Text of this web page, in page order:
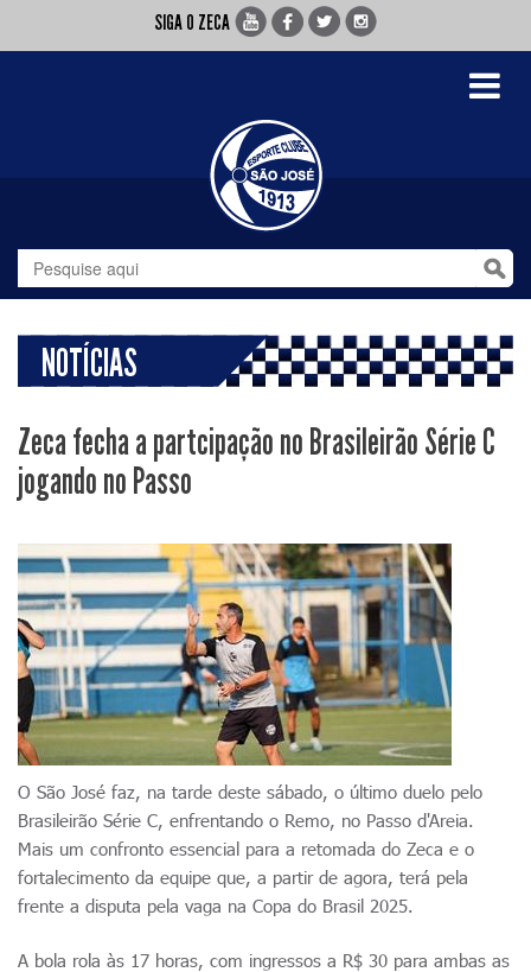
SIGA O ZECA
Toggle
NOTÍCIAS
Zeca fecha a partcipação no Brasileirão Série C
jogando no Passo
O São José faz, na tarde deste sábado, o último duelo pelo
Brasileirão Série C, enfrentando o Remo, no Passo d'Areia.
Mais um confronto essencial para a retomada do Zeca e o
fortalecimento da equipe que, a partir de agora, terá pela
frente a disputa pela vaga na Copa do Brasil 2025.
A bola rola às 17 horas, com ingressos a R$ 30 para ambas as